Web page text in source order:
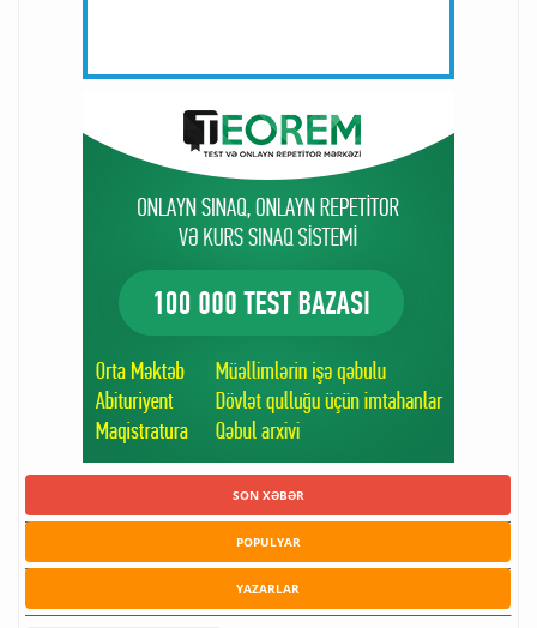
SON XƏBƏR
POPULYAR
YAZARLAR